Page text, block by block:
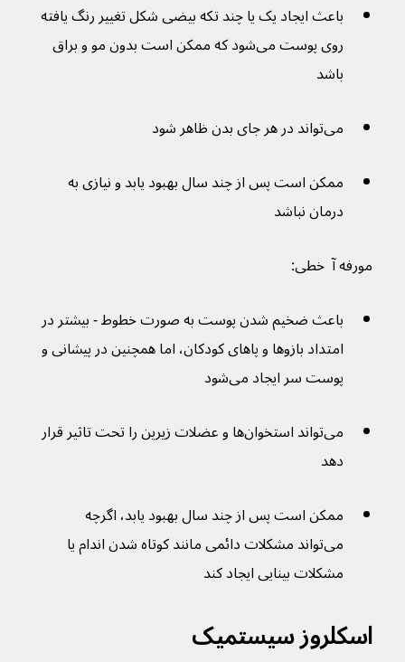
باعث ایجاد یک یا چند تکه بیضی شکل تغییر رنگ یافته
روی پوست می‌شود که ممکن است بدون مو و براق
باشد
می‌تواند در هر جای بدن ظاهر شود
ممکن است پس از چند سال بهبود یابد و نیازی به
درمان نباشد
مورفه آ  خطی:
باعث ضخیم شدن پوست به صورت خطوط - بیشتر در
امتداد بازوها و پاهای کودکان، اما همچنین در پیشانی و
پوست سر ایجاد می‌شود
می‌تواند استخوان‌ها و عضلات زیرین را تحت تاثیر قرار
دهد
ممکن است پس از چند سال بهبود یابد، اگرچه
می‌تواند مشکلات دائمی مانند کوتاه شدن اندام یا
مشکلات بینایی ایجاد کند
اسکلروز سیستمیک